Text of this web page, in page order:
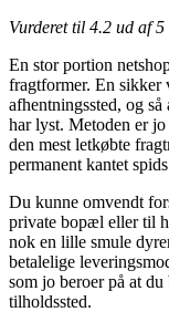
Vurderet til 4.2 ud af 5
En stor portion
fragtformer. En sikker
afhentningssted, og
har lyst. Metoden er
den mest letkøbte
permanent kantet
Du kunne omvendt
private bopæl eller til
nok en lille smule
betalelige
som jo beroer på at
tilholdssted.